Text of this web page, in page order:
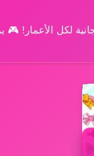
لكل الأعمار!